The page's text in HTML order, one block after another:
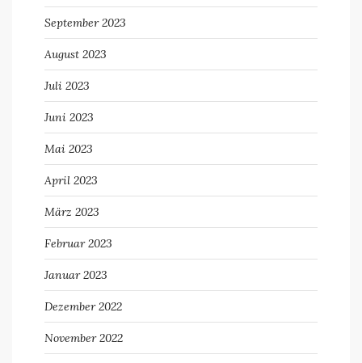
September 2023
August 2023
Juli 2023
Juni 2023
Mai 2023
April 2023
März 2023
Februar 2023
Januar 2023
Dezember 2022
November 2022